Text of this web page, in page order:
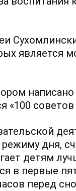
является
«100
дня,
детям
в первые
перед